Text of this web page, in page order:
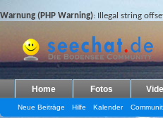
Warnung (PHP Warning): Illegal string
Home Fotos
Neue Beiträge Hilfe Kalender